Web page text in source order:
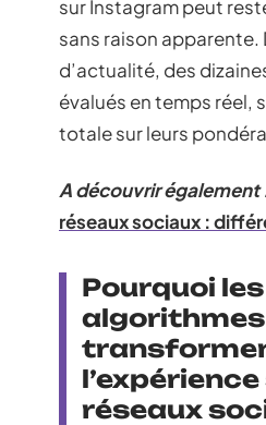
sur Instagram peut
sans raison apparente.
d’actualité, des
évalués en temps réel,
totale sur leurs
A découvrir également
réseaux sociaux :
Pourquoi les
algorithmes
réseaux